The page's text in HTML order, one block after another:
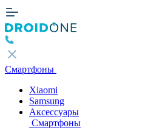
Смартфоны
Xiaomi
Samsung
Аксессуары
Смартфоны